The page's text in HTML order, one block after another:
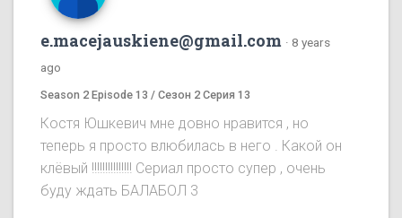
e.macejauskiene@gmail.com · 8 years
ago
Season 2 Episode 13 / Сезон 2 Серия 13
Костя Юшкевич мне довно нравится , но
теперь я просто влюбилась в него . Какой он
клёвый !!!!!!!!!!!!!!! Сериал просто супер , очень
буду ждать БАЛАБОЛ 3